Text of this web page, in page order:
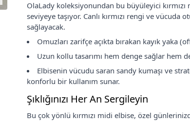
OlaLady koleksiyonundan bu büyüleyici
seviyeye taşıyor. Canlı kırmızı rengi ve
sağlayacak.
Omuzları zarifçe açıkta bırakan kayık yaka
Uzun kollu tasarımı hem denge sağlar hem
Elbisenin vücudu saran sandy kumaşı ve
konforlu bir kullanım sunar.
Şıklığınızı Her An Sergileyin
Bu çok yönlü kırmızı midi elbise, özel